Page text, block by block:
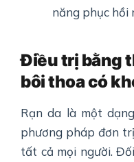
năng phục hồi
Điều trị bằng
bôi thoa có
Rạn da là một
phương pháp đơn
tất cả mọi người.